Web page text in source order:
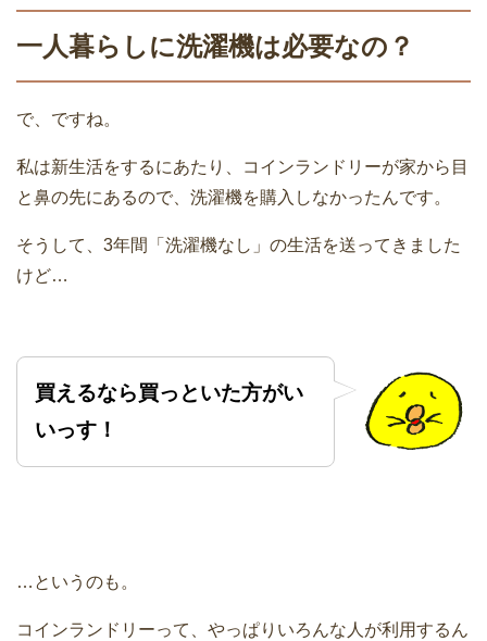
一人暮らしに洗濯機は必要なの？
で、ですね。
私は新生活をするにあたり、コインランドリーが家から目
と鼻の先にあるので、洗濯機を購入しなかったんです。
そうして、3年間「洗濯機なし」の生活を送ってきました
けど…
買えるなら買っといた方がい
いっす！
…というのも。
コインランドリーって、やっぱりいろんな人が利用するん